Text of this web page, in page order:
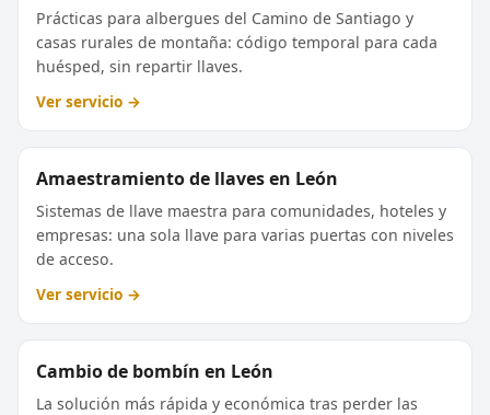
Prácticas para albergues del Camino de Santiago y
casas rurales de montaña: código temporal para cada
huésped, sin repartir llaves.
Ver servicio →
Amaestramiento de llaves en León
Sistemas de llave maestra para comunidades, hoteles y
empresas: una sola llave para varias puertas con niveles
de acceso.
Ver servicio →
Cambio de bombín en León
La solución más rápida y económica tras perder las